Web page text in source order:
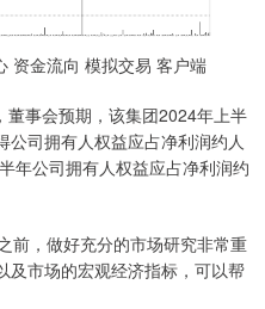
资金流向 模拟交易 客户端
事会预期，该集团2024年上半
公司拥有人权益应占净利润约人
年公司拥有人权益应占净利润约
前，做好充分的市场研究非常重
及市场的宏观经济指标，可以帮